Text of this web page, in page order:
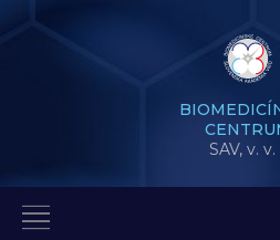
SAV, v. v.